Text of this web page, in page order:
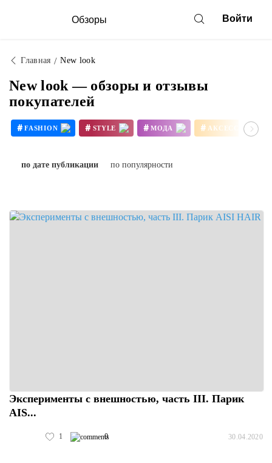
Обзоры Войти
Главная New look
New look — обзоры и отзывы
покупателей
# FASHION # STYLE # МОДА # АКСЕССУАРЫ
по дате публикации по популярности
Эксперименты с внешностью, часть III. Парик
AIS...
1 0 30.04.2020